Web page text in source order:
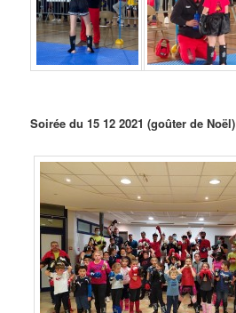
Soirée du 15 12 2021 (goûter de Noël)